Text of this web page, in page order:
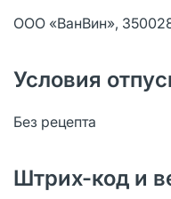
ООО «ВанВин»,
Условия
Без рецепта
Штрих-код и